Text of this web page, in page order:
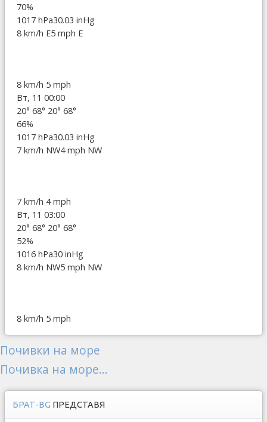
70%
1017 hPa30.03 inHg
8 km/h E5 mph E
8 km/h 5 mph
Вт, 11 00:00
20° 68° 20° 68°
66%
1017 hPa30.03 inHg
7 km/h NW4 mph NW
7 km/h 4 mph
Вт, 11 03:00
20° 68° 20° 68°
52%
1016 hPa30 inHg
8 km/h NW5 mph NW
8 km/h 5 mph
Почивки на море
Почивка на море...
БРАТ-BG ПРЕДСТАВЯ